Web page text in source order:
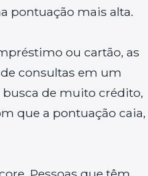
pontuação mais alta.
ou cartão, as
consultas em um
de muito crédito,
que a pontuação caia,